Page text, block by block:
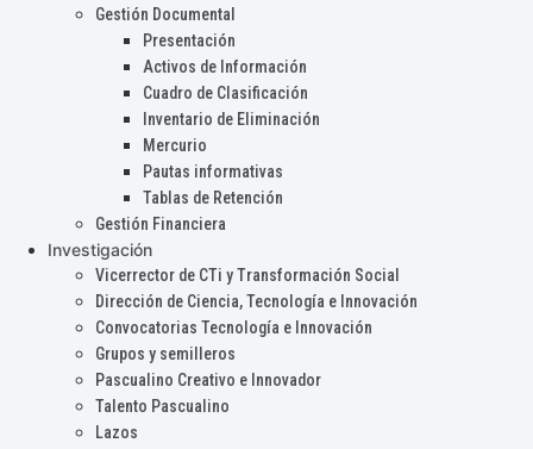
Gestión Documental
Presentación
Activos de Información
Cuadro de Clasificación
Inventario de Eliminación
Mercurio
Pautas informativas
Tablas de Retención
Gestión Financiera
Investigación
Vicerrector de CTi y Transformación Social
Dirección de Ciencia, Tecnología e Innovación
Convocatorias Tecnología e Innovación
Grupos y semilleros
Pascualino Creativo e Innovador
Talento Pascualino
Lazos